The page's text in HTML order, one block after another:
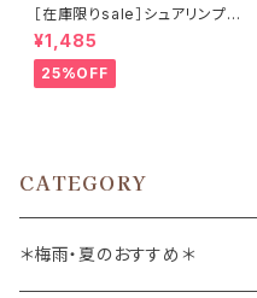
［在庫限りsale］シュアリンプウ
イヤークリーナー 100ml
¥1,485
25%OFF
CATEGORY
＊梅雨・夏のおすすめ＊